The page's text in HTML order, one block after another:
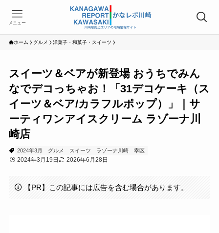
メニュー
ホーム グルメ 洋菓子・和菓子・スイーツ
スイーツ＆ベアが新登場 おうちでみん
なでデコっちゃお！「31デコケーキ（ス
イーツ＆ベア/カラフルポップ）」｜サ
ーティワンアイスクリーム ラゾーナ川
崎店
2024年3月 グルメ スイーツ ラゾーナ川崎 幸区
2024年3月19日 2026年6月28日
【PR】この記事には広告を含む場合があります。